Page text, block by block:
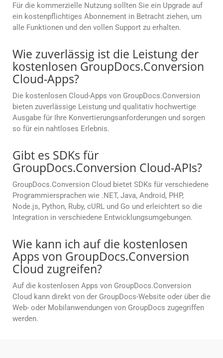
Für die kommerzielle Nutzung sollten Sie ein Upgrade auf
ein kostenpflichtiges Abonnement in Betracht ziehen, um
alle Funktionen und den vollen Support zu erhalten.
Wie zuverlässig ist die Leistung der
kostenlosen GroupDocs.Conversion
Cloud-Apps?
Die kostenlosen Cloud-Apps von GroupDocs.Conversion
bieten zuverlässige Leistung und qualitativ hochwertige
Ausgabe für Ihre Konvertierungsanforderungen und sorgen
so für ein nahtloses Erlebnis.
Gibt es SDKs für
GroupDocs.Conversion Cloud-APIs?
GroupDocs.Conversion Cloud bietet SDKs für verschiedene
Programmiersprachen wie .NET, Java, Android, PHP,
Node.js, Python, Ruby, cURL und Go und erleichtert so die
Integration in verschiedene Entwicklungsumgebungen.
Wie kann ich auf die kostenlosen
Apps von GroupDocs.Conversion
Cloud zugreifen?
Auf die kostenlosen Apps von GroupDocs.Conversion
Cloud kann direkt von der GroupDocs-Website oder über die
Web- oder Mobilanwendungen von GroupDocs zugegriffen
werden.